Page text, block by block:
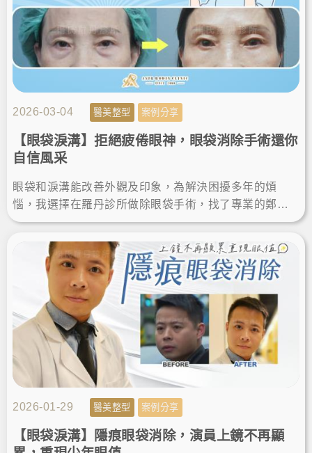
2026-03-04 醫美整型 案例分享
【眼袋淚溝】拒絕疲倦眼神，眼袋消除手術還你
自信風采
眼袋和淚溝能改善外觀及印象，為解決困擾多年的煩
惱，我選擇在羅丹診所做除眼袋手術，找了專業的鄭源
醫師諮詢和操作，術後眼袋消除效果自然，成功找回明
亮神采，更加年輕。
2026-01-29 醫美整型 案例分享
【眼袋淚溝】隱痕眼袋消除，演員上鏡不再顯